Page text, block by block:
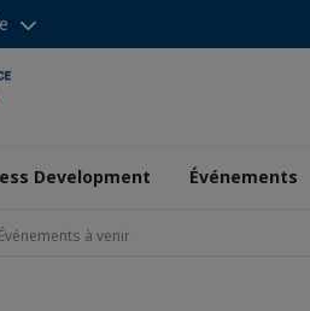
Development Événements
Événements à venir